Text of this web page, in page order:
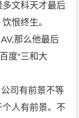
文科天才最后
恨终生。
那么他最后
度“三和大
司有前景不等
人有前景。不